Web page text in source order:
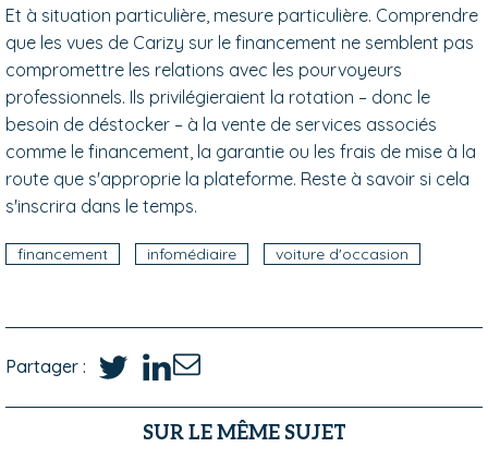
Et à situation particulière, mesure particulière. Comprendre
que les vues de Carizy sur le financement ne semblent pas
compromettre les relations avec les pourvoyeurs
professionnels. Ils privilégieraient la rotation – donc le
besoin de déstocker – à la vente de services associés
comme le financement, la garantie ou les frais de mise à la
route que s'approprie la plateforme. Reste à savoir si cela
s'inscrira dans le temps.
financement infomédiaire voiture d'occasion
Partager :
SUR LE MÊME SUJET